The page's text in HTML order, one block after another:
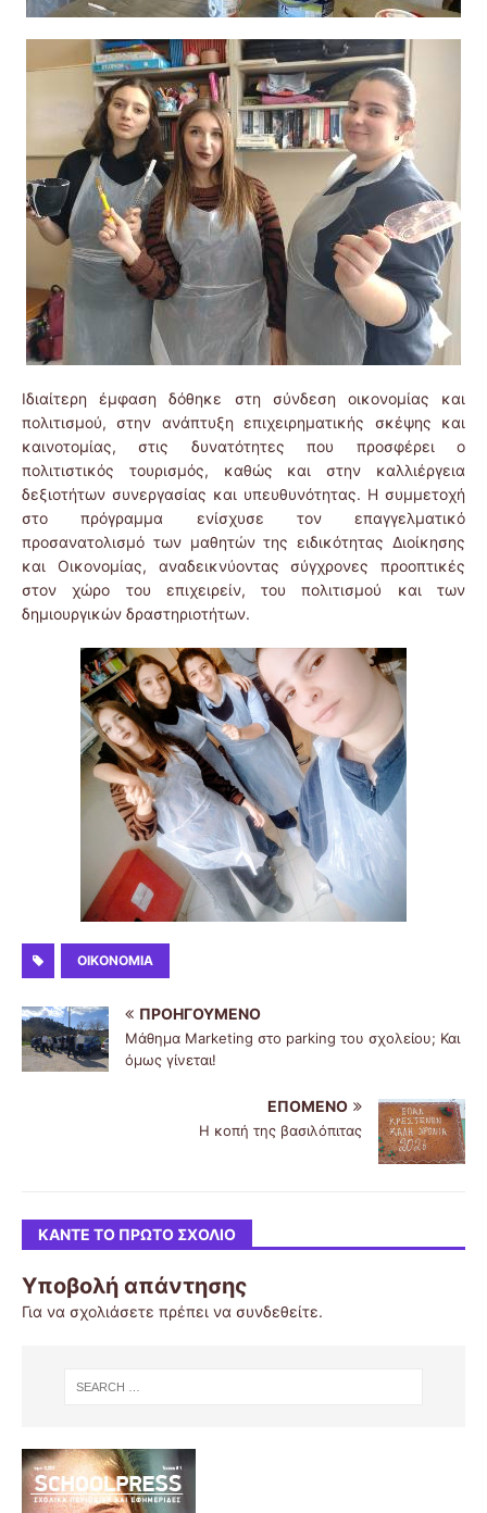
Ιδιαίτερη έμφαση δόθηκε στη σύνδεση οικονομίας και
πολιτισμού, στην ανάπτυξη επιχειρηματικής σκέψης και
καινοτομίας, στις δυνατότητες που προσφέρει ο
πολιτιστικός τουρισμός, καθώς και στην καλλιέργεια
δεξιοτήτων συνεργασίας και υπευθυνότητας. Η συμμετοχή
στο πρόγραμμα ενίσχυσε τον επαγγελματικό
προσανατολισμό των μαθητών της ειδικότητας Διοίκησης
και Οικονομίας, αναδεικνύοντας σύγχρονες προοπτικές
στον χώρο του επιχειρείν, του πολιτισμού και των
δημιουργικών δραστηριοτήτων.
ΟΙΚΟΝΟΜΊΑ
ΠΡΟΗΓΟΎΜΕΝΟ
Μάθημα Marketing στο parking του σχολείου; Και
όμως γίνεται!
ΕΠΌΜΕΝΟ
Η κοπή της βασιλόπιτας
ΚΆΝΤΕ ΤΟ ΠΡΏΤΟ ΣΧΌΛΙΟ
Υποβολή απάντησης
Για να σχολιάσετε πρέπει να συνδεθείτε.